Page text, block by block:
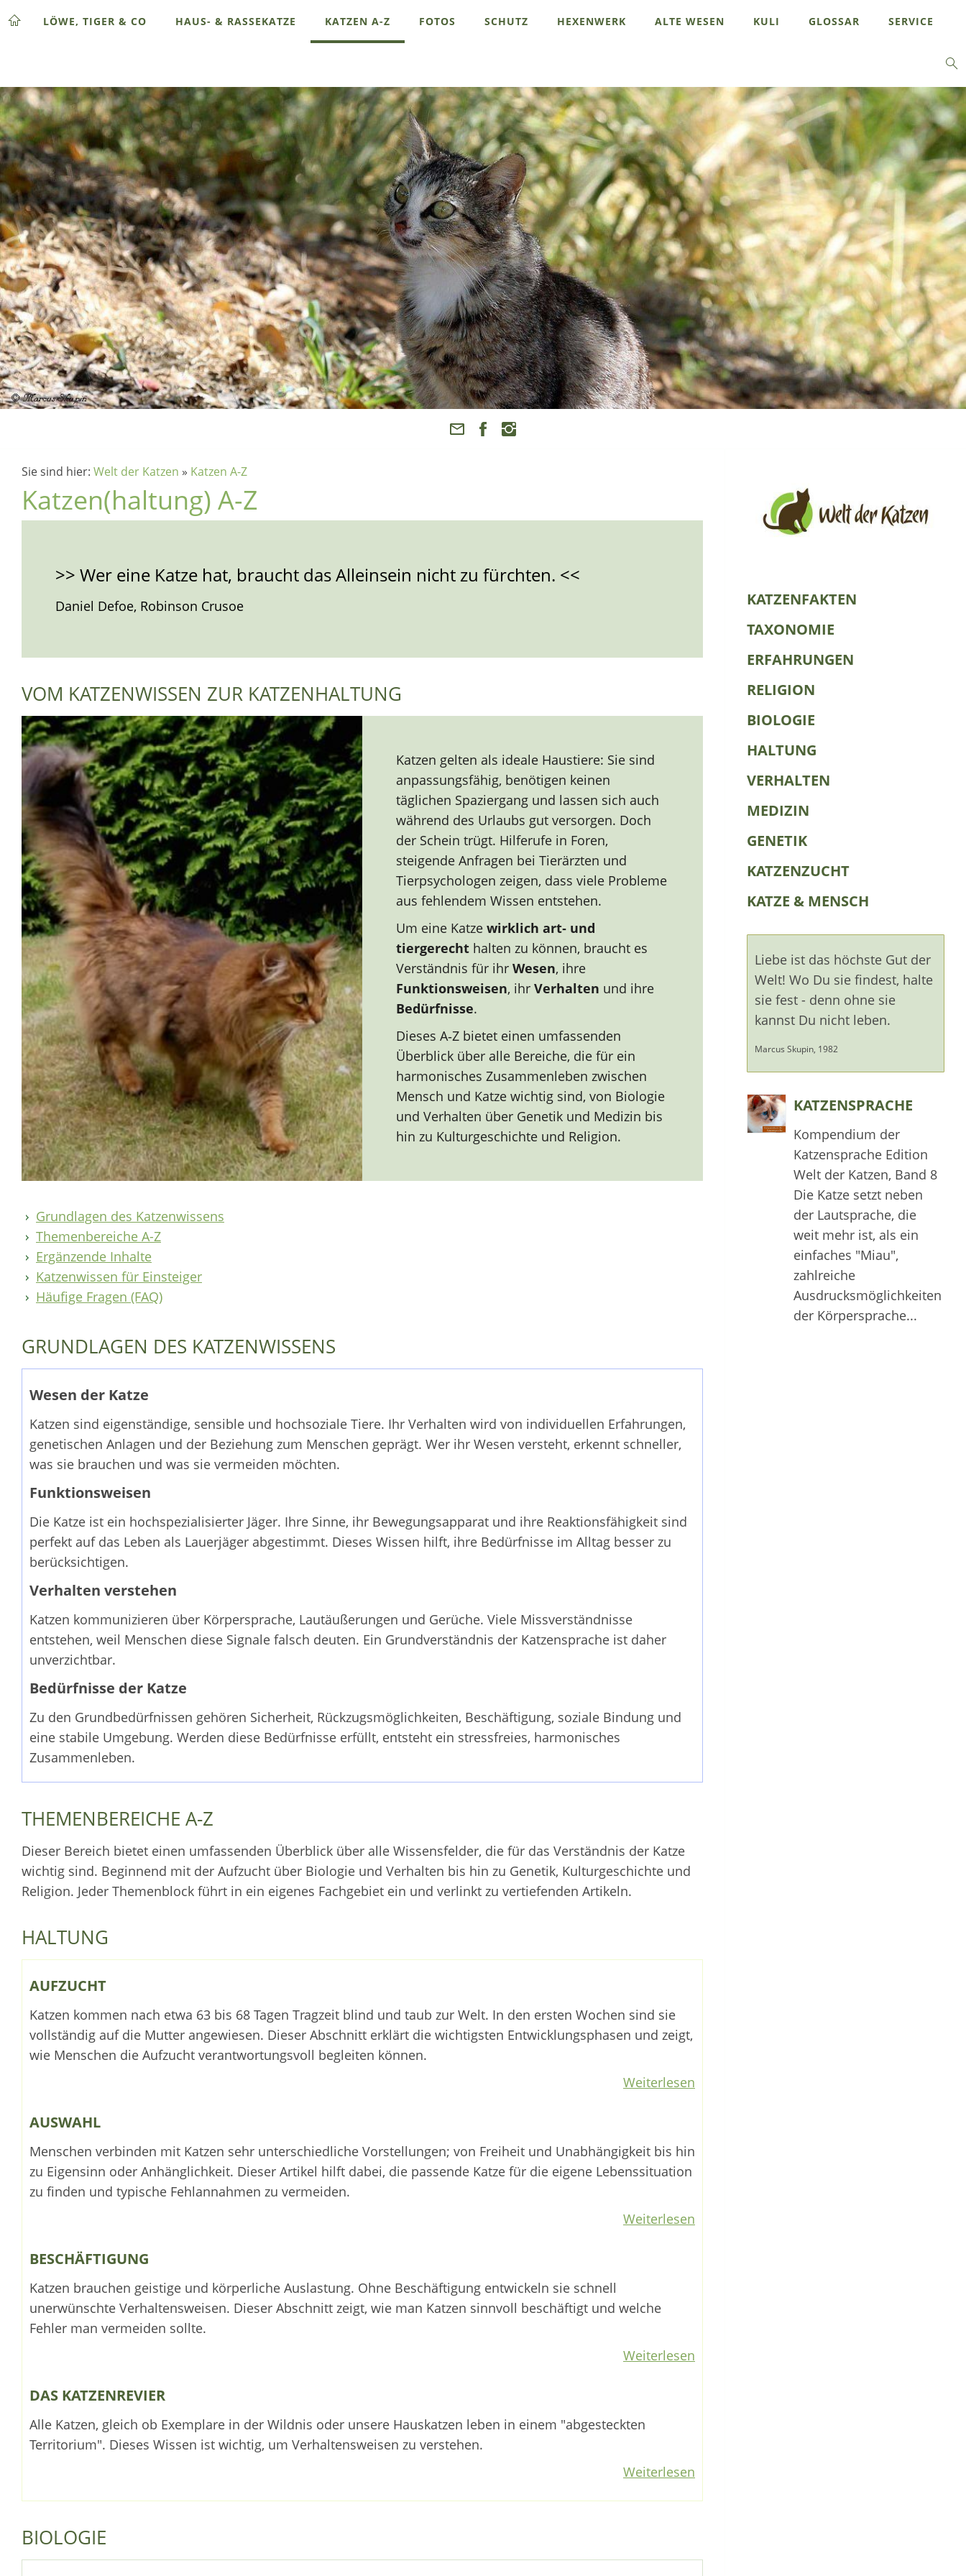
LÖWE, TIGER & CO HAUS- & RASSEKATZE KATZEN A-Z FOTOS SCHUTZ HEXENWERK ALTE WESEN KULI GLOSSAR SERVICE
Sie sind hier: Welt der Katzen » Katzen A-Z
Katzen(haltung) A-Z
>> Wer eine Katze hat, braucht das Alleinsein nicht zu fürchten. <<
Daniel Defoe, Robinson Crusoe
VOM KATZENWISSEN ZUR KATZENHALTUNG
Katzen gelten als ideale Haustiere: Sie sind
anpassungsfähig, benötigen keinen
täglichen Spaziergang und lassen sich auch
während des Urlaubs gut versorgen. Doch
der Schein trügt. Hilferufe in Foren,
steigende Anfragen bei Tierärzten und
Tierpsychologen zeigen, dass viele Probleme
aus fehlendem Wissen entstehen.
Um eine Katzewirklich art‑ und
tiergerecht halten zu können, braucht es
Verständnis für ihrWesen, ihre
Funktionsweisen, ihrVerhalten und ihre
Bedürfnisse.
Dieses A‑Z bietet einen umfassenden
Überblick über alle Bereiche, die für ein
harmonisches Zusammenleben zwischen
Mensch und Katze wichtig sind, von Biologie
und Verhalten über Genetik und Medizin bis
hin zu Kulturgeschichte und Religion.
Grundlagen des Katzenwissens
Themenbereiche A-Z
Ergänzende Inhalte
Katzenwissen für Einsteiger
Häufige Fragen (FAQ)
GRUNDLAGEN DES KATZENWISSENS
Wesen der Katze
Katzen sind eigenständige, sensible und hochsoziale Tiere. Ihr Verhalten wird von individuellen Erfahrungen,
genetischen Anlagen und der Beziehung zum Menschen geprägt. Wer ihr Wesen versteht, erkennt schneller,
was sie brauchen und was sie vermeiden möchten.
Funktionsweisen
Die Katze ist ein hochspezialisierter Jäger. Ihre Sinne, ihr Bewegungsapparat und ihre Reaktionsfähigkeit sind
perfekt auf das Leben als Lauerjäger abgestimmt. Dieses Wissen hilft, ihre Bedürfnisse im Alltag besser zu
berücksichtigen.
Verhalten verstehen
Katzen kommunizieren über Körpersprache, Lautäußerungen und Gerüche. Viele Missverständnisse
entstehen, weil Menschen diese Signale falsch deuten. Ein Grundverständnis der Katzensprache ist daher
unverzichtbar.
Bedürfnisse der Katze
Zu den Grundbedürfnissen gehören Sicherheit, Rückzugsmöglichkeiten, Beschäftigung, soziale Bindung und
eine stabile Umgebung. Werden diese Bedürfnisse erfüllt, entsteht ein stressfreies, harmonisches
Zusammenleben.
THEMENBEREICHE A-Z
Dieser Bereich bietet einen umfassenden Überblick über alle Wissensfelder, die für das Verständnis der Katze
wichtig sind. Beginnend mit der Aufzucht über Biologie und Verhalten bis hin zu Genetik, Kulturgeschichte und
Religion. Jeder Themenblock führt in ein eigenes Fachgebiet ein und verlinkt zu vertiefenden Artikeln.
HALTUNG
AUFZUCHT
Katzen kommen nach etwa 63 bis 68 Tagen Tragzeit blind und taub zur Welt. In den ersten Wochen sind sie
vollständig auf die Mutter angewiesen. Dieser Abschnitt erklärt die wichtigsten Entwicklungsphasen und zeigt,
wie Menschen die Aufzucht verantwortungsvoll begleiten können.
Weiterlesen
AUSWAHL
Menschen verbinden mit Katzen sehr unterschiedliche Vorstellungen; von Freiheit und Unabhängigkeit bis hin
zu Eigensinn oder Anhänglichkeit. Dieser Artikel hilft dabei, die passende Katze für die eigene Lebenssituation
zu finden und typische Fehlannahmen zu vermeiden.
Weiterlesen
BESCHÄFTIGUNG
Katzen brauchen geistige und körperliche Auslastung. Ohne Beschäftigung entwickeln sie schnell
unerwünschte Verhaltensweisen. Dieser Abschnitt zeigt, wie man Katzen sinnvoll beschäftigt und welche
Fehler man vermeiden sollte.
Weiterlesen
DAS KATZENREVIER
Alle Katzen, gleich ob Exemplare in der Wildnis oder unsere Hauskatzen leben in einem "abgesteckten
Territorium". Dieses Wissen ist wichtig, um Verhaltensweisen zu verstehen.
Weiterlesen
BIOLOGIE
KATZENFAKTEN
TAXONOMIE
ERFAHRUNGEN
RELIGION
BIOLOGIE
HALTUNG
VERHALTEN
MEDIZIN
GENETIK
KATZENZUCHT
KATZE & MENSCH
Liebe ist das höchste Gut der
Welt! Wo Du sie findest, halte
sie fest - denn ohne sie
kannst Du nicht leben.
Marcus Skupin, 1982
KATZENSPRACHE
Kompendium der
Katzensprache Edition
Welt der Katzen, Band 8
Die Katze setzt neben
der Lautsprache, die
weit mehr ist, als ein
einfaches "Miau",
zahlreiche
Ausdrucksmöglichkeiten
der Körpersprache...